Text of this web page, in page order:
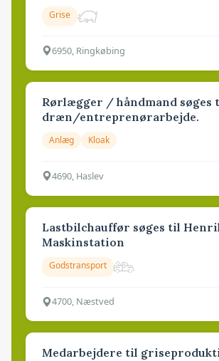
Grise
6950, Ringkøbing
Rørlægger / håndmand søges
dræn/entreprenørarbejde.
Anlæg Kloak
4690, Haslev
Lastbilchauffør søges til
Maskinstation
Godstransport
4700, Næstved
Medarbejdere til